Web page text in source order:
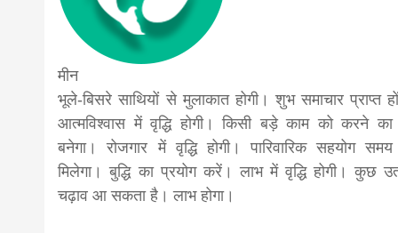
मीन
भूले-बिसरे साथियों से मुलाकात होगी। शुभ समाचार प्राप्त
आत्मविश्वास में वृद्धि होगी। किसी बड़े काम को करने
बनेगा। रोजगार में वृद्धि होगी। पारिवारिक सहयोग
मिलेगा। बुद्धि का प्रयोग करें। लाभ में वृद्धि होगी। कुछ
चढ़ाव आ सकता है। लाभ होगा।